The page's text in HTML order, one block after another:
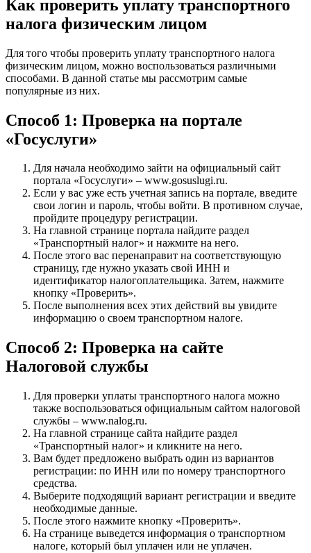
Как проверить уплату транспортного
налога физическим лицом
Для того чтобы проверить уплату транспортного налога
физическим лицом, можно воспользоваться различными
способами. В данной статье мы рассмотрим самые
популярные из них.
Способ 1: Проверка на портале
«Госуслуги»
Для начала необходимо зайти на официальный сайт
портала «Госуслуги» – www.gosuslugi.ru.
Если у вас уже есть учетная запись на портале, введите
свои логин и пароль, чтобы войти. В противном случае,
пройдите процедуру регистрации.
На главной странице портала найдите раздел
«Транспортный налог» и нажмите на него.
После этого вас перенаправит на соответствующую
страницу, где нужно указать свой ИНН и
идентификатор налогоплательщика. Затем, нажмите
кнопку «Проверить».
После выполнения всех этих действий вы увидите
информацию о своем транспортном налоге.
Способ 2: Проверка на сайте
Налоговой службы
Для проверки уплаты транспортного налога можно
также воспользоваться официальным сайтом налоговой
службы – www.nalog.ru.
На главной странице сайта найдите раздел
«Транспортный налог» и кликните на него.
Вам будет предложено выбрать один из вариантов
регистрации: по ИНН или по номеру транспортного
средства.
Выберите подходящий вариант регистрации и введите
необходимые данные.
После этого нажмите кнопку «Проверить».
На странице выведется информация о транспортном
налоге, который был уплачен или не уплачен.